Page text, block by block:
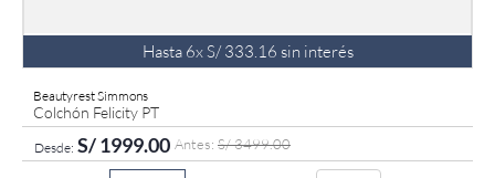
Hasta 6xS/ 333 16 sin interés
Beautyrest Simmons
Colchón Felicity PT
S/1999.00 S/3499.00